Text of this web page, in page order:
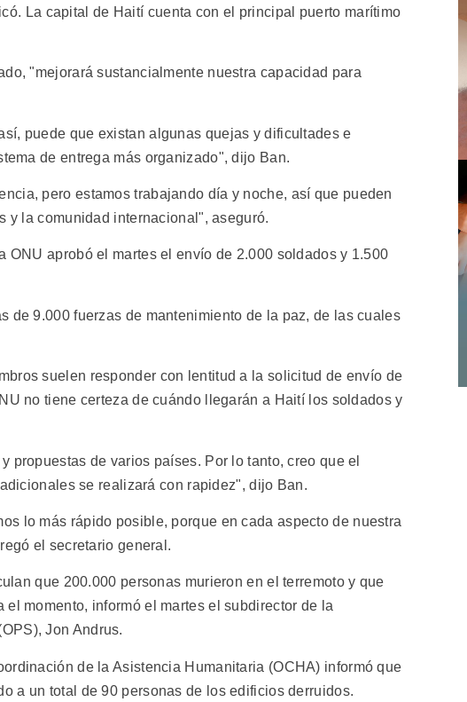
La capital de Haití cuenta con el principal puerto marítimo
"mejorará sustancialmente nuestra capacidad para
puede que existan algunas quejas y dificultades e
de entrega más organizado", dijo Ban.
pero estamos trabajando día y noche, así que pueden
y la comunidad internacional", aseguró.
ONU aprobó el martes el envío de 2.000 soldados y 1.500
de 9.000 fuerzas de mantenimiento de la paz, de las cuales
suelen responder con lentitud a la solicitud de envío de
no tiene certeza de cuándo llegarán a Haití los soldados y
propuestas de varios países. Por lo tanto, creo que el
se realizará con rapidez", dijo Ban.
lo más rápido posible, porque en cada aspecto de nuestra
el secretario general.
que 200.000 personas murieron en el terremoto y que
momento, informó el martes el subdirector de la
Jon Andrus.
de la Asistencia Humanitaria (OCHA) informó que
a un total de 90 personas de los edificios derruidos.